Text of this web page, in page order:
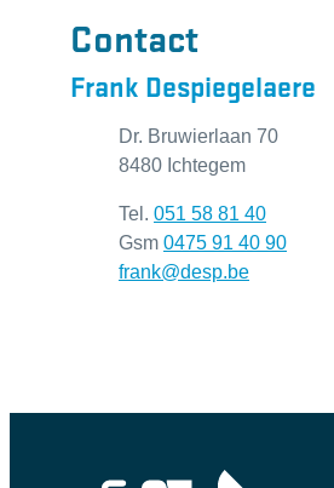
Contact
Frank Despiegelaere
AdresDr. Bruwierlaan 70
,8480 Ichtegem
051 58 81 40
0475 91 40 90
E-mailfrank@desp.be